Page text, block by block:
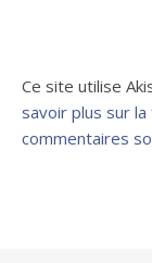
Ce site utilise
savoir plus sur
commentaires